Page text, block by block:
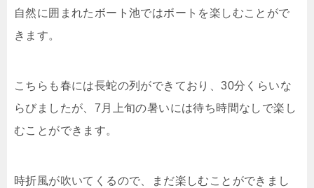
自然に囲まれたボート池ではボートを楽しむことがで
きます。
こちらも春には長蛇の列ができており、30分くらいな
らびましたが、7月上旬の暑いには待ち時間なしで楽し
むことができます。
時折風が吹いてくるので、まだ楽しむことができまし